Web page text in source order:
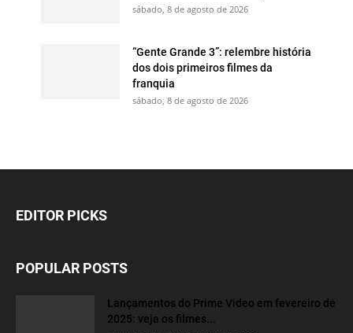
sábado, 8 de agosto de 2026
“Gente Grande 3”: relembre história
dos dois primeiros filmes da
franquia
sábado, 8 de agosto de 2026
EDITOR PICKS
POPULAR POSTS
Lançamentos do Prime Video em fevereiro de
2025: veja os filmes...